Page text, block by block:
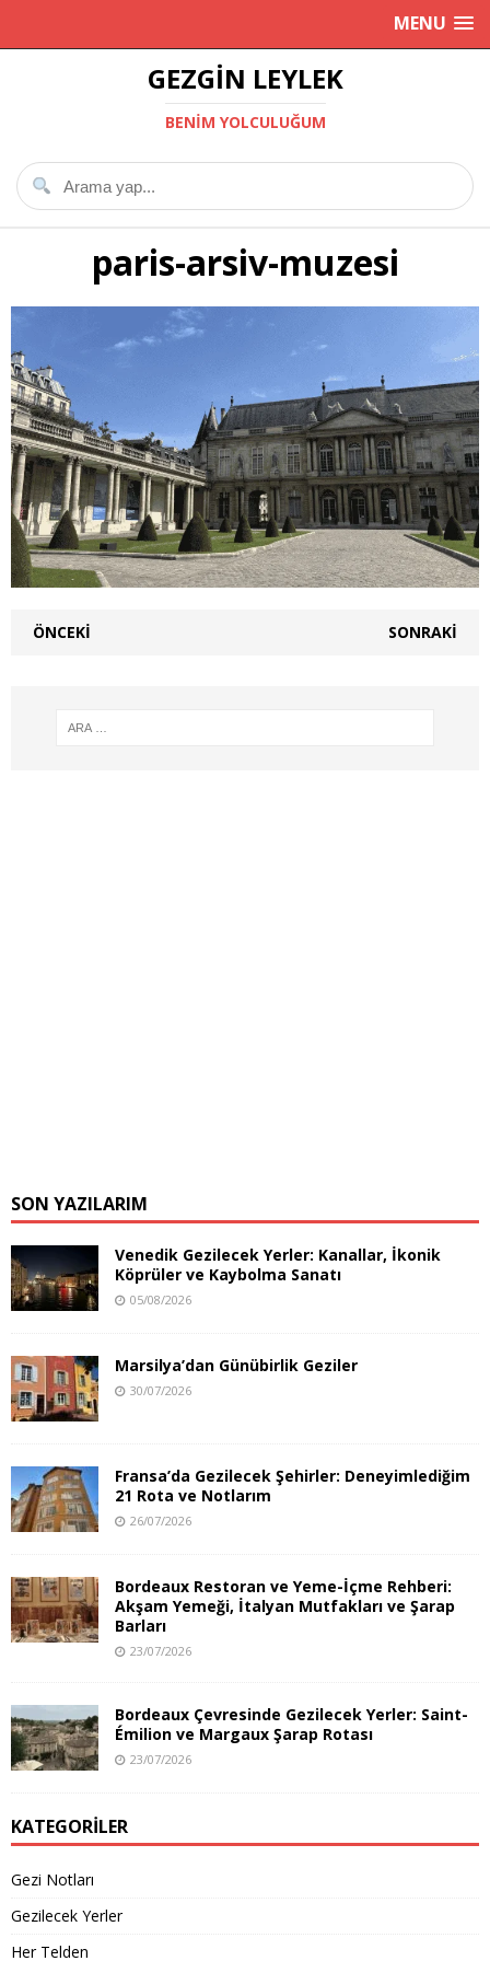
MENU
GEZGIN LEYLEK
BENIM YOLCULUĞUM
paris-arsiv-muzesi
ÖNCEKI SONRAKI
SON YAZILARIM
Venedik Gezilecek Yerler: Kanallar, İkonik
Köprüler ve Kaybolma Sanatı
05/08/2026
Marsilya’dan Günübirlik Geziler
30/07/2026
Fransa’da Gezilecek Şehirler: Deneyimlediğim
21 Rota ve Notlarım
26/07/2026
Bordeaux Restoran ve Yeme-İçme Rehberi:
Akşam Yemeği, İtalyan Mutfakları ve Şarap
Barları
23/07/2026
Bordeaux Çevresinde Gezilecek Yerler: Saint-
Émilion ve Margaux Şarap Rotası
23/07/2026
KATEGORILER
Gezi Notları
Gezilecek Yerler
Her Telden